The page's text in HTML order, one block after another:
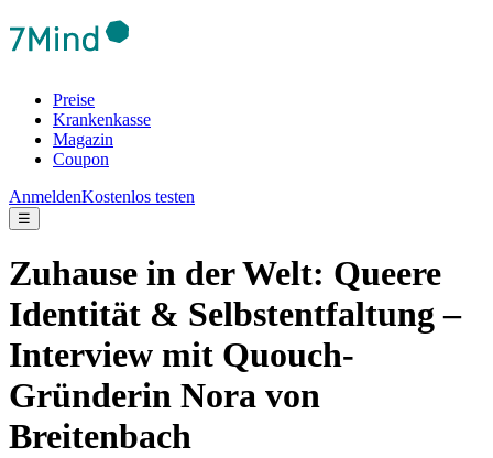
Preise
Krankenkasse
Magazin
Coupon
AnmeldenKostenlos testen
☰
Zuhause in der Welt: Queere
Identität & Selbstentfaltung –
Interview mit Quouch-
Gründerin Nora von
Breitenbach